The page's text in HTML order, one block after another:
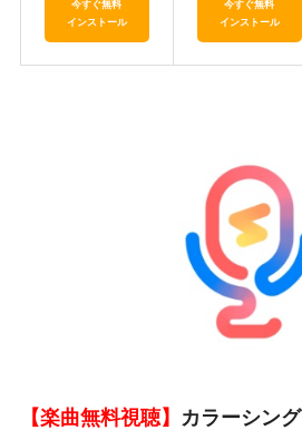
今すぐ無料
インストール
今すぐ無料
インストール
【楽曲無料視聴】 カラーシング